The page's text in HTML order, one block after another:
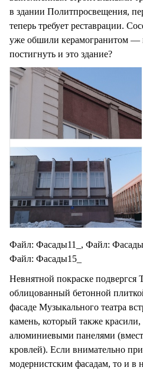
в здании Политпросвещения,
теперь требует реставрации.
уже обшили керамогранитом —
постигнуть и это здание?
Файл: Фасады11_, Файл:
Файл: Фасады15_
Невнятной покраске подвергся
облицованный бетонной
фасаде Музыкального театра
камень, который также красили,
алюминиевыми панелями
кровлей). Если внимательно
модернистским фасадам, то и в